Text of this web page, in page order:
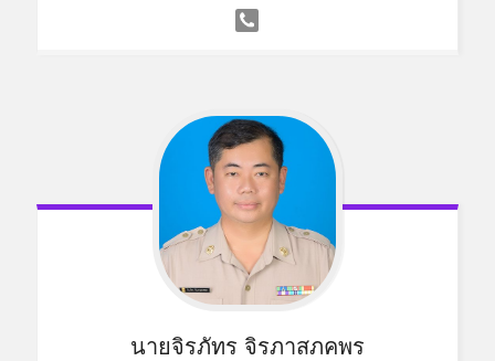
นายจิรภัทร จิรภาสภคพร